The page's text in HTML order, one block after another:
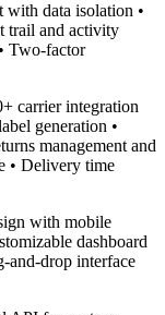
with data isolation •
trail and activity
Two-factor
carrier integration
generation •
management and
• Delivery time
with mobile
dashboard
and-drop interface